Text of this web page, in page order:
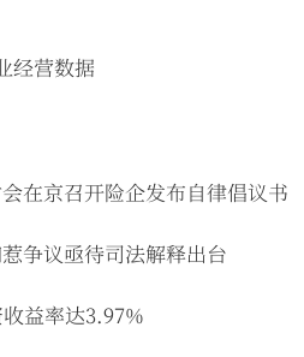
经营数据
在京召开险企发布自律倡议书
争议亟待司法解释出台
收益率达3.97%